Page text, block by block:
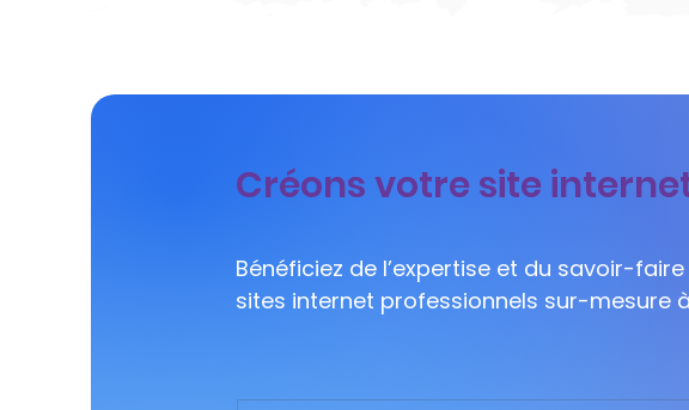
Créons votre site
Bénéficiez de l’expertise et du savoir-
sites internet professionnels sur-mesure